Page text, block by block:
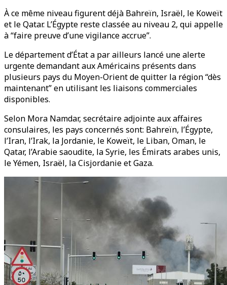
À ce même niveau figurent déjà Bahreïn, Israël, le Koweït
et le Qatar. L’Égypte reste classée au niveau 2, qui appelle
à “faire preuve d’une vigilance accrue”.
Le département d’État a par ailleurs lancé une alerte
urgente demandant aux Américains présents dans
plusieurs pays du Moyen-Orient de quitter la région “dès
maintenant” en utilisant les liaisons commerciales
disponibles.
Selon Mora Namdar, secrétaire adjointe aux affaires
consulaires, les pays concernés sont: Bahreïn, l’Égypte,
l’Iran, l’Irak, la Jordanie, le Koweït, le Liban, Oman, le
Qatar, l’Arabie saoudite, la Syrie, les Émirats arabes unis,
le Yémen, Israël, la Cisjordanie et Gaza.